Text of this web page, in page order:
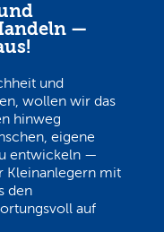
—
und
wollen wir das
hinweg
eigene
entwickeln —
Kleinanlegern mit
den
auf